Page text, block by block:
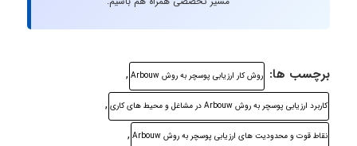
برچسب ها: روش کار ارزیابی پوسچر به روش Arbouw ,
کاربرد ارزیابی پوسچر به روش Arbouw در مشاغل و محیط های کاری ,
نقاط قوت و محدودیت های ارزیابی پوسچر به روش Arbouw ,